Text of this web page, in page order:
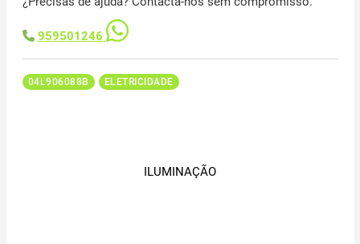
959501246
04L906088B ELETRICIDADE
ILUMINAÇÃO